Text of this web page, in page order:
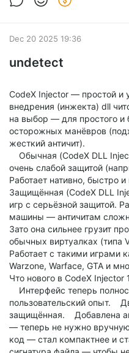
Dec 20 2025 19:36
undetect
CodeX Injector — простой и
внедрения (инжекта) dll
на выбор — для простого и
осторожных манёвров
жесткий античит).
Обычная (CodeX DLL
очень слабой защитой
Работает нативно, быстро
Защищённая (CodeX DLL
игр с серьёзной защитой.
машины — античитам
Зато она сильнее грузит
обычных виртуалках (типа
Работает с такими играми
Warzone, Warface, GTA и
Что нового в CodeX Injector
Интерфейс теперь
пользовательский опыт.
защищённая. Добавлена
— теперь не нужно
код — стал компактнее и